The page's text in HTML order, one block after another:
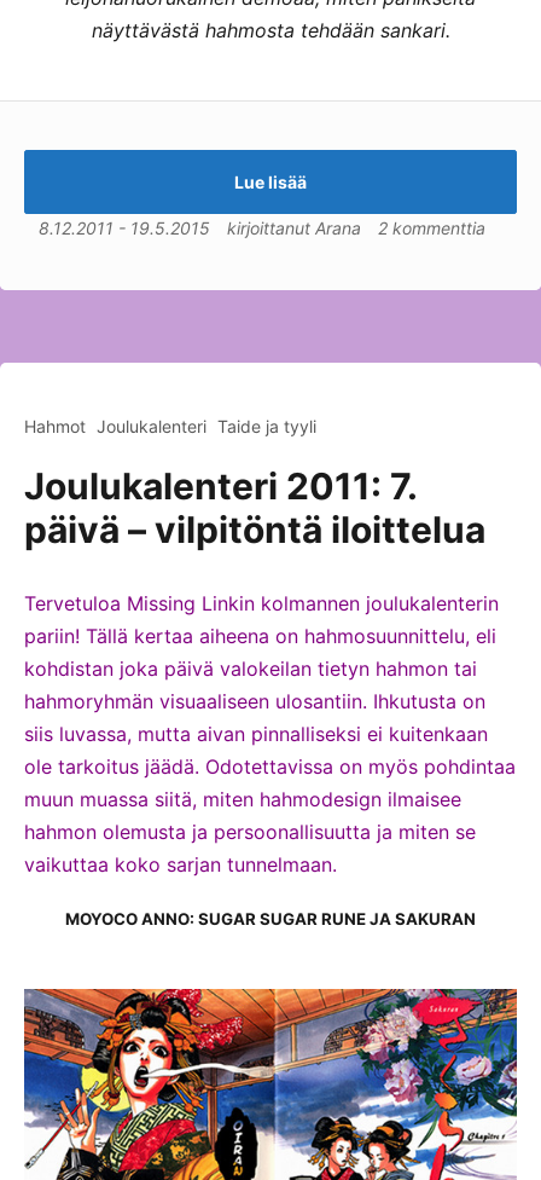
näyttävästä hahmosta tehdään sankari.
Lue lisää
8.12.2011 - 19.5.2015 kirjoittanut Arana 2 kommenttia
Hahmot Joulukalenteri Taide ja tyyli
Joulukalenteri 2011: 7.
päivä – vilpitöntä iloittelua
Tervetuloa Missing Linkin kolmannen joulukalenterin
pariin! Tällä kertaa aiheena on hahmosuunnittelu, eli
kohdistan joka päivä valokeilan tietyn hahmon tai
hahmoryhmän visuaaliseen ulosantiin. Ihkutusta on
siis luvassa, mutta aivan pinnalliseksi ei kuitenkaan
ole tarkoitus jäädä. Odotettavissa on myös pohdintaa
muun muassa siitä, miten hahmodesign ilmaisee
hahmon olemusta ja persoonallisuutta ja miten se
vaikuttaa koko sarjan tunnelmaan.
MOYOCO ANNO: SUGAR SUGAR RUNE JA SAKURAN